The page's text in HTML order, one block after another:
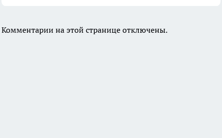
Комментарии на этой странице отключены.